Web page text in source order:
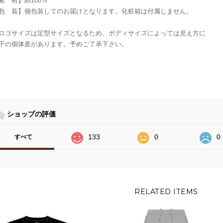
包 装】個包装してのお届けとなります。化粧箱は付属しません。
ゴサイズは定型サイズとなるため、ボディサイズによっては見え方に
の個体差があります。予めご了承下さい。
ショップの評価
すべて 133 0 0
RELATED ITEMS